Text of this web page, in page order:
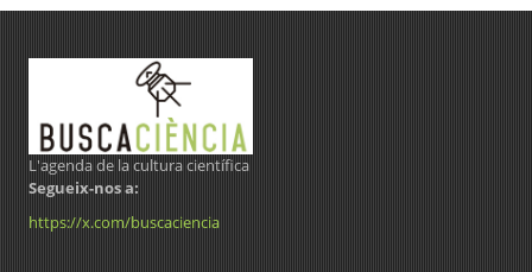
L'agenda de la cultura científica
Segueix-nos a:
https://x.com/buscaciencia